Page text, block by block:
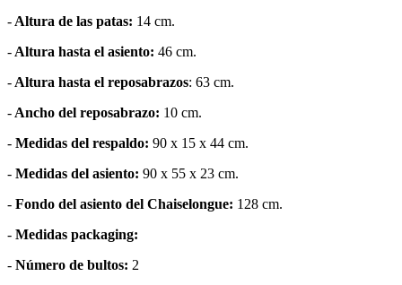
- Altura de las patas: 14 cm.
- Altura hasta el asiento: 46 cm.
- Altura hasta el reposabrazos: 63 cm.
- Ancho del reposabrazo: 10 cm.
- Medidas del respaldo: 90 x 15 x 44 cm.
- Medidas del asiento: 90 x 55 x 23 cm.
- Fondo del asiento del Chaiselongue: 128 cm.
- Medidas packaging:
- Número de bultos: 2